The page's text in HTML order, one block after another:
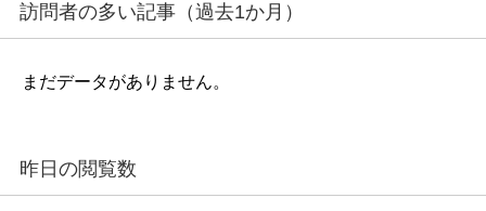
訪問者の多い記事（過去1か月）
まだデータがありません。
昨日の閲覧数